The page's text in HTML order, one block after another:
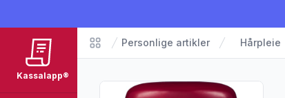
Kassalapp®
Matvarer
Personlige artikler Hårpleie